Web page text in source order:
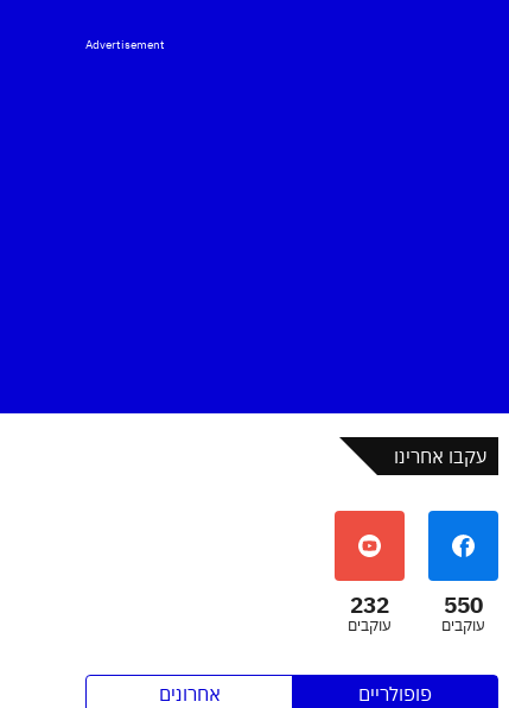
Advertisement
עקבו אחרינו
550
עוקבים
232
עוקבים
פופולריים
אחרונים